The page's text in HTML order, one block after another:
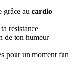
grâce au cardio
résistance
de ton humeur
pour un moment fun